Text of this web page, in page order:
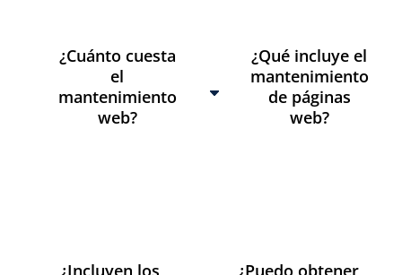
¿Cuánto cuesta
el
mantenimiento
web?
¿Qué incluye el
mantenimiento
de páginas
web?
¿Incluyen los
¿Puedo obtener